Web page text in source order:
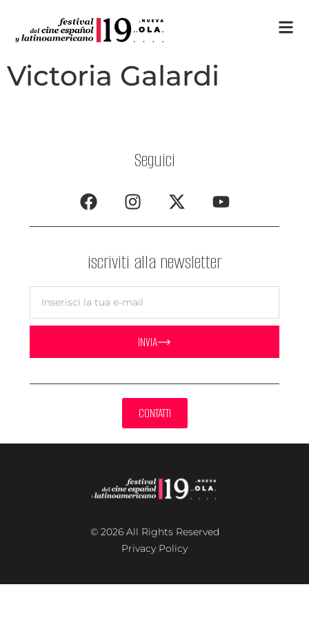
Victoria Galardi
Seguici
iscriviti alla newsletter
INVIA
CONTATTI
© 2026 All Rights Reserved
Privacy Policy